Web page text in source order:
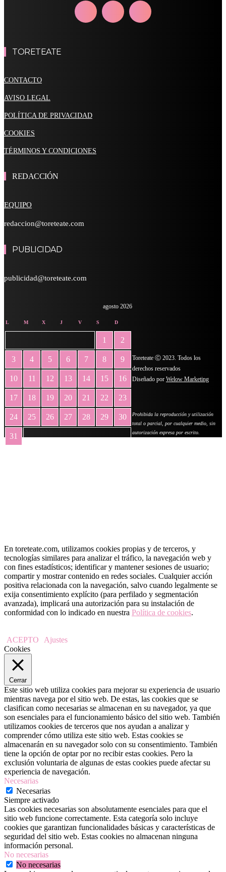
TORETEATE
CONTACTO
AVISO LEGAL
POLÍTICA DE PRIVACIDAD
COOKIES
TÉRMINOS Y CONDICIONES
REDACCIÓN
EQUIPO
redaccion@toreteate.com
PUBLICIDAD
publicidad@toreteate.com
agosto 2026
L M X J V S D
1 2
3 4 5 6 7 8 9
10 11 12 13 14 15 16
17 18 19 20 21 22 23
24 25 26 27 28 29 30
31
Toreteate Ⓒ 2023. Todos los
derechos reservados
Diseñado por Welow Marketing
Prohibida la reproducción y utilización
total o parcial, por cualquier medio, sin
autorización expresa por escrito.
En toreteate.com, utilizamos cookies propias y de terceros, y
tecnologías similares para analizar el tráfico, la navegación web y
con fines estadísticos; identificar y mantener sesiones de usuario;
compartir y mostrar contenido en redes sociales. Cualquier acción
positiva relacionada con la navegación, salvo cuando legalmente se
exija consentimiento explícito (para perfilado y segmentación
avanzada), implicará una autorización para su instalación de
conformidad con lo indicado en nuestra Política de cookies.
ACEPTO
Ajustes
Cookies
Cerrar
Este sitio web utiliza cookies para mejorar su experiencia de usuario
mientras navega por el sitio web. De estas, las cookies que se
clasifican como necesarias se almacenan en su navegador, ya que
son esenciales para el funcionamiento básico del sitio web. También
utilizamos cookies de terceros que nos ayudan a analizar y
comprender cómo utiliza este sitio web. Estas cookies se
almacenarán en su navegador solo con su consentimiento. También
tiene la opción de optar por no recibir estas cookies. Pero la
exclusión voluntaria de algunas de estas cookies puede afectar su
experiencia de navegación.
Necesarias
Necesarias
Siempre activado
Las cookies necesarias son absolutamente esenciales para que el
sitio web funcione correctamente. Esta categoría solo incluye
cookies que garantizan funcionalidades básicas y características de
seguridad del sitio web. Estas cookies no almacenan ninguna
información personal.
No necesarias
No necesarias